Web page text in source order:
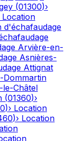
(01300)›
Location
d'échafaudage
Arvière-en-
Asnières-
Attignat
Dommartin
le-Châtel
(01360)›
)› Location
)› Location